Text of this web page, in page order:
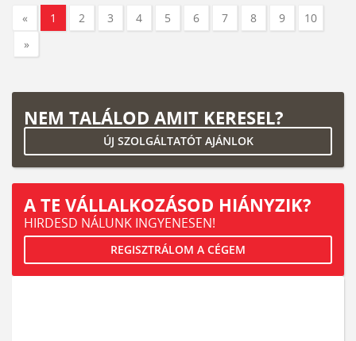
« 1 2 3 4 5 6 7 8 9
10
»
NEM TALÁLOD AMIT KERESEL?
ÚJ SZOLGÁLTATÓT AJÁNLOK
A TE VÁLLALKOZÁSOD HIÁNYZIK?
HIRDESD NÁLUNK INGYENESEN!
REGISZTRÁLOM A CÉGEM